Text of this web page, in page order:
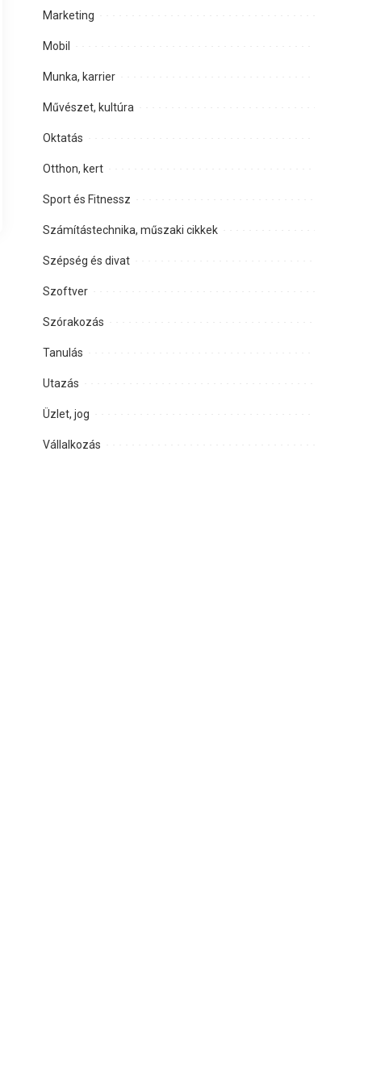
Marketing
Mobil
Munka, karrier
Művészet, kultúra
Oktatás
Otthon, kert
Sport és Fitnessz
Számítástechnika, műszaki cikkek
Szépség és divat
Szoftver
Szórakozás
Tanulás
Utazás
Üzlet, jog
Vállalkozás